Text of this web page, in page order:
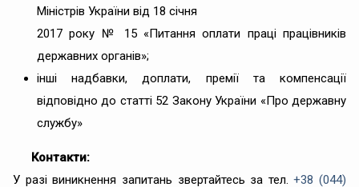
Міністрів України від 18 січня
2017 року № 15 «Питання оплати праці працівників
державних органів»;
інші надбавки, доплати, премії та компенсації
відповідно до статті 52 Закону України «Про державну
службу»
Контакти:
У разі виникнення запитань звертайтесь за тел.+38 (044)